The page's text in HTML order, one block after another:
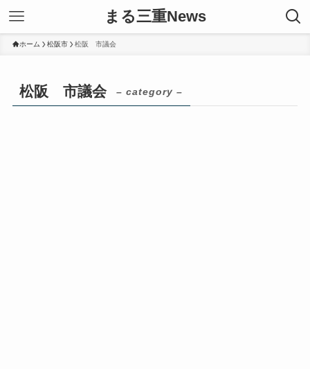
まる三重News
ホーム 松阪市 松阪 市議会
松阪 市議会 – category –